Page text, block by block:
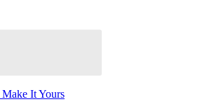
Make It Yours